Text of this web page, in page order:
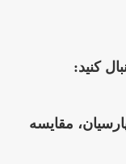
کنید:
مقایسه